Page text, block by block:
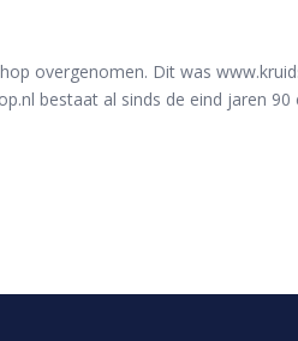
overgenomen. Dit was
bestaat al sinds de eind jaren 90